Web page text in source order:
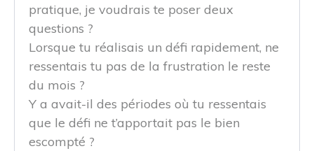
pratique, je voudrais te poser deux
questions ?
Lorsque tu réalisais un défi rapidement, ne
ressentais tu pas de la frustration le reste
du mois ?
Y a avait-il des périodes où tu ressentais
que le défi ne t’apportait pas le bien
escompté ?